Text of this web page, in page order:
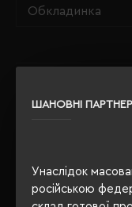
ШАНОВНІ
Унаслідок
російською
Обкладинка
РЕКОМЕНДУЄМО